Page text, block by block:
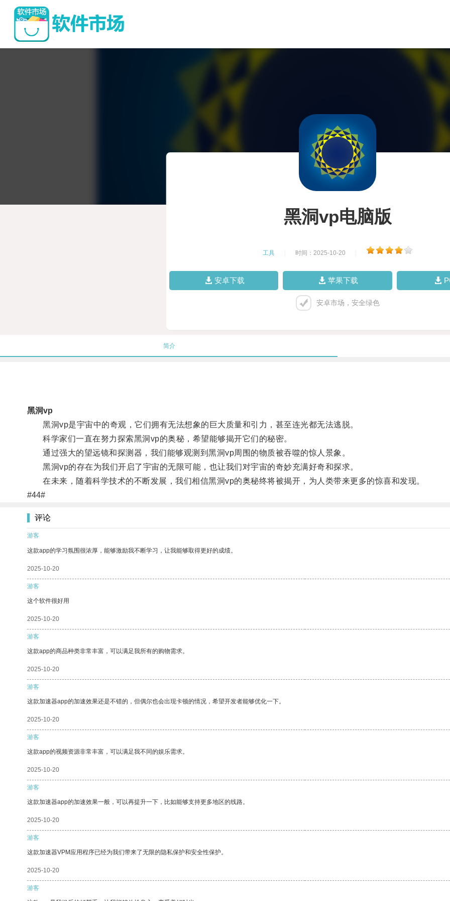
黑洞vp电脑版
工具 时间：2025-10-20
安卓下载 苹果下载
安卓市场，安全绿色
简介
黑洞vp
黑洞vp是宇宙中的奇观，它们拥有无法想象的巨大质量和引力，甚至连光都无法逃脱。
科学家们一直在努力探索黑洞vp的奥秘，希望能够揭开它们的秘密。
通过强大的望远镜和探测器，我们能够观测到黑洞vp周围的物质被吞噬的惊人景象。
黑洞vp的存在为我们开启了宇宙的无限可能，也让我们对宇宙的奇妙充满好奇和探求。
在未来，随着科学技术的不断发展，我们相信黑洞vp的奥秘终将被揭开，为人类带来更多的惊喜和发现。
#44#
评论
游客
这款app的学习氛围很浓厚，能够激励我不断学习，让我能够取得更好的成绩。
2025-10-20
游客
这个软件很好用
2025-10-20
游客
这款app的商品种类非常丰富，可以满足我所有的购物需求。
2025-10-20
游客
这款加速器app的加速效果还是不错的，但偶尔也会出现卡顿的情况，希望开发者能够优化一下。
2025-10-20
游客
这款app的视频资源非常丰富，可以满足我不同的娱乐需求。
2025-10-20
游客
这款加速器app的加速效果一般，可以再提升一下，比如能够支持更多地区的线路。
2025-10-20
游客
这款加速器VPM应用程序已经为我们带来了无限的隐私保护和安全性保护。
2025-10-20
游客